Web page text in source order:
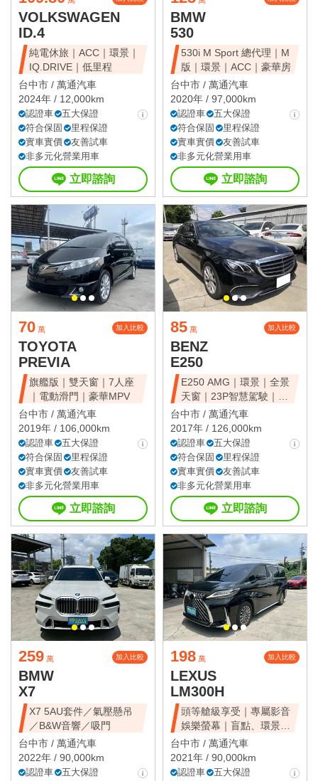
VOLKSWAGEN
ID.4
純電休旅｜ACC｜環景｜
IQ.DRIVE｜低里程
台中市 / 萬通汽車
2024年 / 12,000km
認證車
五大保證
符合保固
里程保證
實車實價
友善試車
非多元化營業用車
立即諮詢
BMW
530
530i M Sport 總代理｜M
版｜環景｜ACC｜豪華房
台中市 / 萬通汽車
2020年 / 97,000km
認證車
五大保證
符合保固
里程保證
實車實價
友善試車
非多元化營業用車
立即諮詢
70 萬 加入比較
TOYOTA
PREVIA
旗艦版｜雙天窗｜7人座
｜電動滑門｜豪華MPV
台中市 / 萬通汽車
2019年 / 106,000km
認證車
五大保證
符合保固
里程保證
實車實價
友善試車
非多元化營業用車
立即諮詢
85 萬 加入比較
BENZ
E250
E250 AMG｜環景｜全景
天窗｜23P智慧駕駛｜總
代理
台中市 / 萬通汽車
2017年 / 126,000km
認證車
五大保證
符合保固
里程保證
實車實價
友善試車
非多元化營業用車
立即諮詢
259 萬 加入比較
BMW
X7
X7 5AU套件／氣壓懸吊
／B&W音響／吸門
台中市 / 萬通汽車
2022年 / 90,000km
認證車 五大保證
198 萬 加入比較
LEXUS
LM300H
頭等艙級享受｜專屬影音
娛樂螢幕｜盲點、環景、
雙電滑門、雙天窗
台中市 / 萬通汽車
2021年 / 90,000km
認證車 五大保證